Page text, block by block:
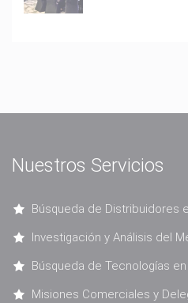
Nuestros Servicios
Búsqueda de Distribuidores
Investigación y Análisis del
Búsqueda de Tecnologías
Misiones Comerciales y